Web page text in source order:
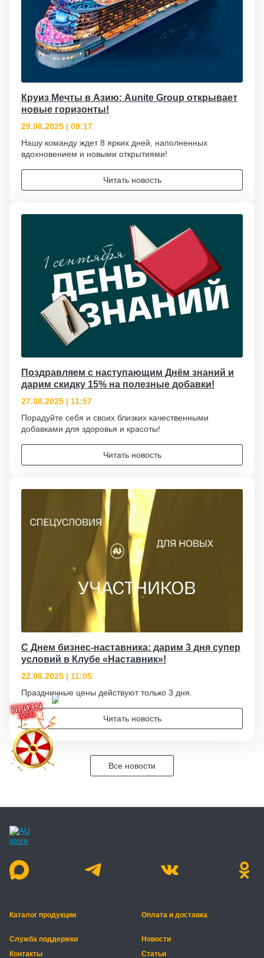
Круиз Мечты в Азию: Aunite Group открывает
новые горизонты!
29.08.2025 | 09:17
Нашу команду ждет 8 ярких дней, наполненных
вдохновением и новыми открытиями!
Читать новость
Поздравляем с наступающим Днём знаний и
дарим скидку 15% на полезные добавки!
27.08.2025 | 11:57
Порадуйте себя и своих близких качественными
добавками для здоровья и красоты!
Читать новость
С Днем бизнес-наставника: дарим 3 дня супер
условий в Клубе «Наставник»!
22.08.2025 | 11:05
Праздничные цены действуют только 3 дня.
Читать новость
Все новости
Каталог продукции Оплата и доставка
Служба поддержки
Новости
Контакты
Статьи